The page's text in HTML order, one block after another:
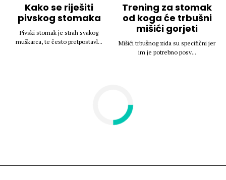
Kako se riješiti
pivskog stomaka
Pivski stomak je strah svakog
muškarca, te često pretpostavl...
Trening za stomak
od koga će trbušni
mišići gorjeti
Mišići trbušnog zida su specifični jer
im je potrebno posv...